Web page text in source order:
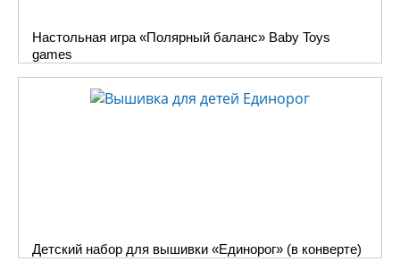
Настольная игра «Полярный баланс» Baby Toys
games
Детский набор для вышивки «Единорог» (в конверте)